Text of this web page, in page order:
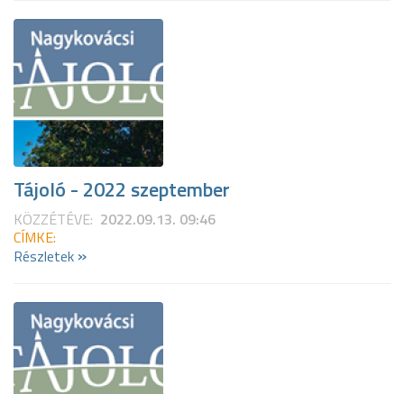
Tájoló - 2022 szeptember
KÖZZÉTÉVE: 2022.09.13. 09:46
CÍMKE:
Részletek »